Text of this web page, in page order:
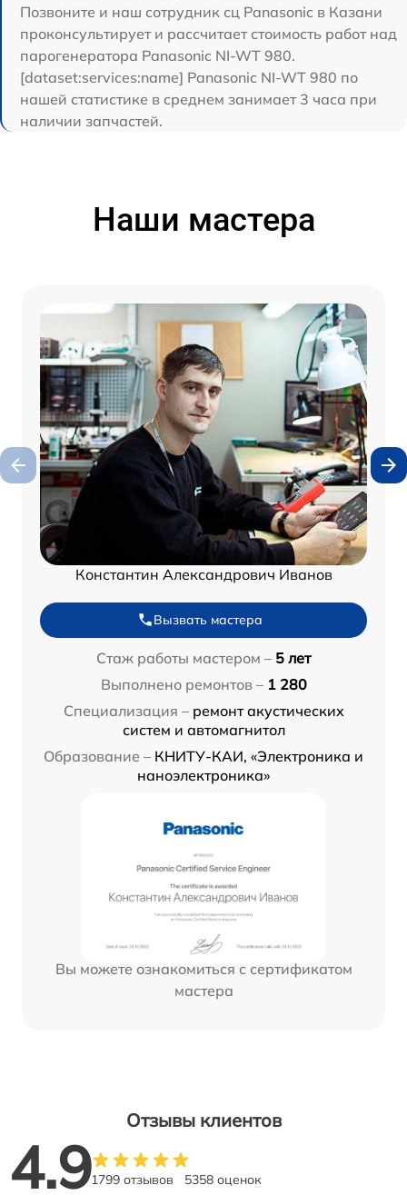
Позвоните и наш сотрудник сц Panasonic в Казани
проконсультирует и рассчитает стоимость работ над
парогенератора Panasonic NI-WT 980.
[dataset:services:name] Panasonic NI-WT 980 по
нашей статистике в среднем занимает 3 часа при
наличии запчастей.
Наши мастера
Константин Александрович Иванов
Вызвать мастера
Стаж работы мастером – 5 лет
Выполнено ремонтов – 1 280
Специализация – ремонт акустических
систем и автомагнитол
Образование – КНИТУ-КАИ, «Электроника и
наноэлектроника»
Вы можете ознакомиться с сертификатом
мастера
Отзывы клиентов
4.91799 отзывов 5358 оценок